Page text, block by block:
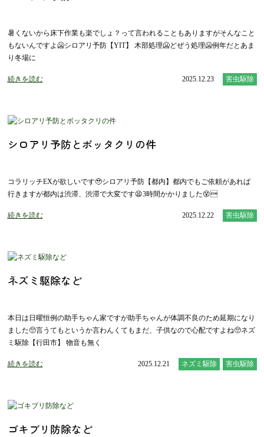
暑くないから床下作業も楽でしょ？って言われることもありますがそんなこと
もないんですよ🥶シロアリ予防【YIT】 木部処理🥶どぜう処理🥶例年だとあま
り冬場に
続きを読む 2025.12.23 害虫駆除
シロアリ予防とボッタクリの件
コラリッチEXが欲しいです🥹シロアリ予防【都内】都内でもご依頼があれば
行きますが都内は渋滞、渋滞で大変です😫3時間かかりました😵‍
続きを読む 2025.12.22 害虫駆除
ネズミ駆除など
本日は日曜恒例の助手ちゃん家ですが助手ちゃんが体調不良のため延期になり
ました🥺言うてもというか言わんくてもまだ、子供なので心配ですよね🥺ネズ
ミ駆除【行田市】 物音も無く
続きを読む 2025.12.21 ネズミ駆除 害虫駆除
ゴキブリ防除など